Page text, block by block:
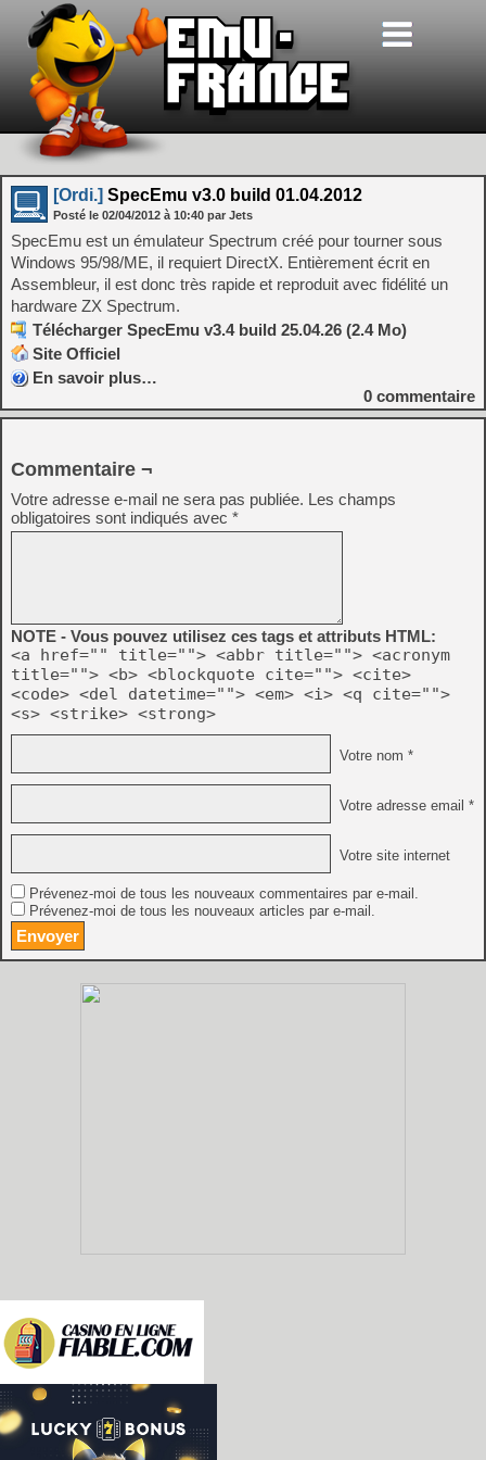
[Ordi.] SpecEmu v3.0 build 01.04.2012
Posté le 02/04/2012 à 10:40 par Jets
SpecEmu est un émulateur Spectrum créé pour tourner sous
Windows 95/98/ME, il requiert DirectX. Entièrement écrit en
Assembleur, il est donc très rapide et reproduit avec fidélité un
hardware ZX Spectrum.
Télécharger SpecEmu v3.4 build 25.04.26 (2.4 Mo)
Site Officiel
En savoir plus…
0 commentaire
Commentaire ¬
Votre adresse e-mail ne sera pas publiée. Les champs
obligatoires sont indiqués avec *
NOTE - Vous pouvez utilisez ces tags et attributs HTML:
<a href="" title=""> <abbr title=""> <acronym
title=""> <b> <blockquote cite=""> <cite>
<code> <del datetime=""> <em> <i> <q cite="">
<s> <strike> <strong>
Votre nom *
Votre adresse email *
Votre site internet
Prévenez-moi de tous les nouveaux commentaires par e-mail.
Prévenez-moi de tous les nouveaux articles par e-mail.